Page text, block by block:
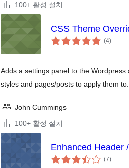
100+ 활성 설치
CSS Theme
(4전
체)
Adds a settings panel to the
styles and pages/posts to apply them to.
John Cummings
100+ 활성 설치
Enhanced Header
(7전
체)